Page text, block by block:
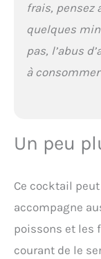
frais, pensez
quelques
pas, l’abus
à
Un peu
Ce cocktail
accompagne
poissons et les
courant de le